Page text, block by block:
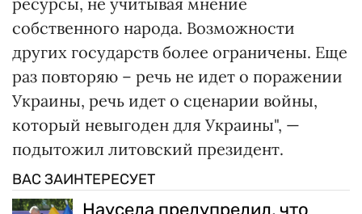
собственного народа. Возможности
других государств более ограничены. Еще
раз повторяю – речь не идет о поражении
Украины, речь идет о сценарии войны,
который невыгоден для Украины", —
подытожил литовский президент.
ВАС ЗАИНТЕРЕСУЕТ